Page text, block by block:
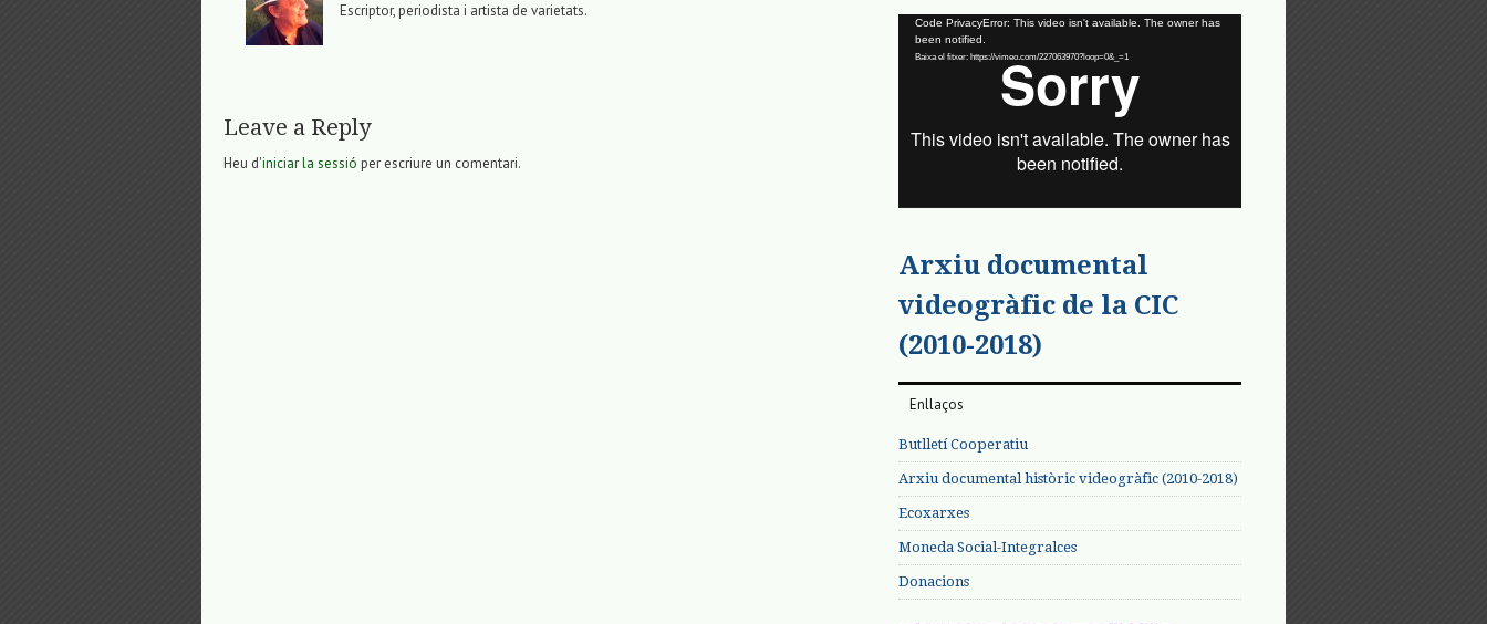
Escriptor, periodista i artista de varietats.
Leave a Reply
Heu d'iniciar la sessió per escriure un comentari.
Reproductor
vídeo
Code PrivacyError: This video isn't available. The owner has
been notified.
Baixa el fitxer: https://vimeo.com/227063970?loop=0&_=1
Arxiu documental
videogràfic de la CIC
(2010-2018)
Enllaços
Butlletí Cooperatiu
Arxiu documental històric videogràfic (2010-2018)
Ecoxarxes
Moneda Social-Integralces
Donacions